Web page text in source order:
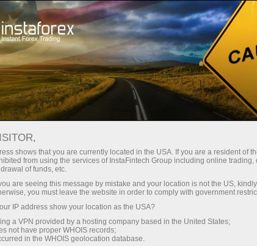
তাৎক্ষণিক অ্যাকাউন্ট খোলা ট্রেডিং প্ল্যাটফর্ম
বিনিয়োগকারীদের জন্য অংশীদারদের জন্য
shows that you are currently located in the USA. If you are a resident of
from using the services of InstaFintech Group including online trading,
of funds, etc.
are seeing this message by mistake and your location is not the US,
you must leave the website in order to comply with government
IP address show your location as the USA?
a VPN provided by a hosting company based in the United States;
not have proper WHOIS records;
in the WHOIS geolocation database.